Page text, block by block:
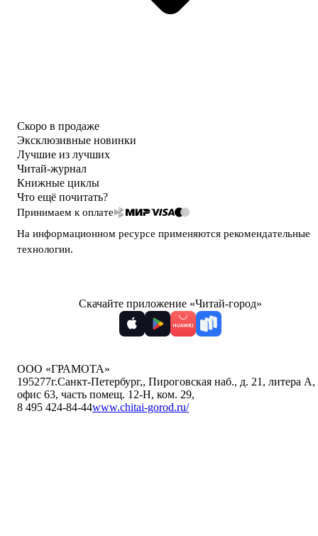
Скоро в продаже
Эксклюзивные новинки
Лучшие из лучших
Читай-журнал
Книжные циклы
Что ещё почитать?
Принимаем к оплате
На информационном ресурсе применяются рекомендательные
технологии.
Скачайте приложение «Читай-город»
ООО «ГРАМОТА»
195277г.Санкт-Петербург,, Пироговская наб., д. 21, литера А,
офис 63, часть помещ. 12-Н, ком. 29,
8 495 424-84-44www.chitai-gorod.ru/